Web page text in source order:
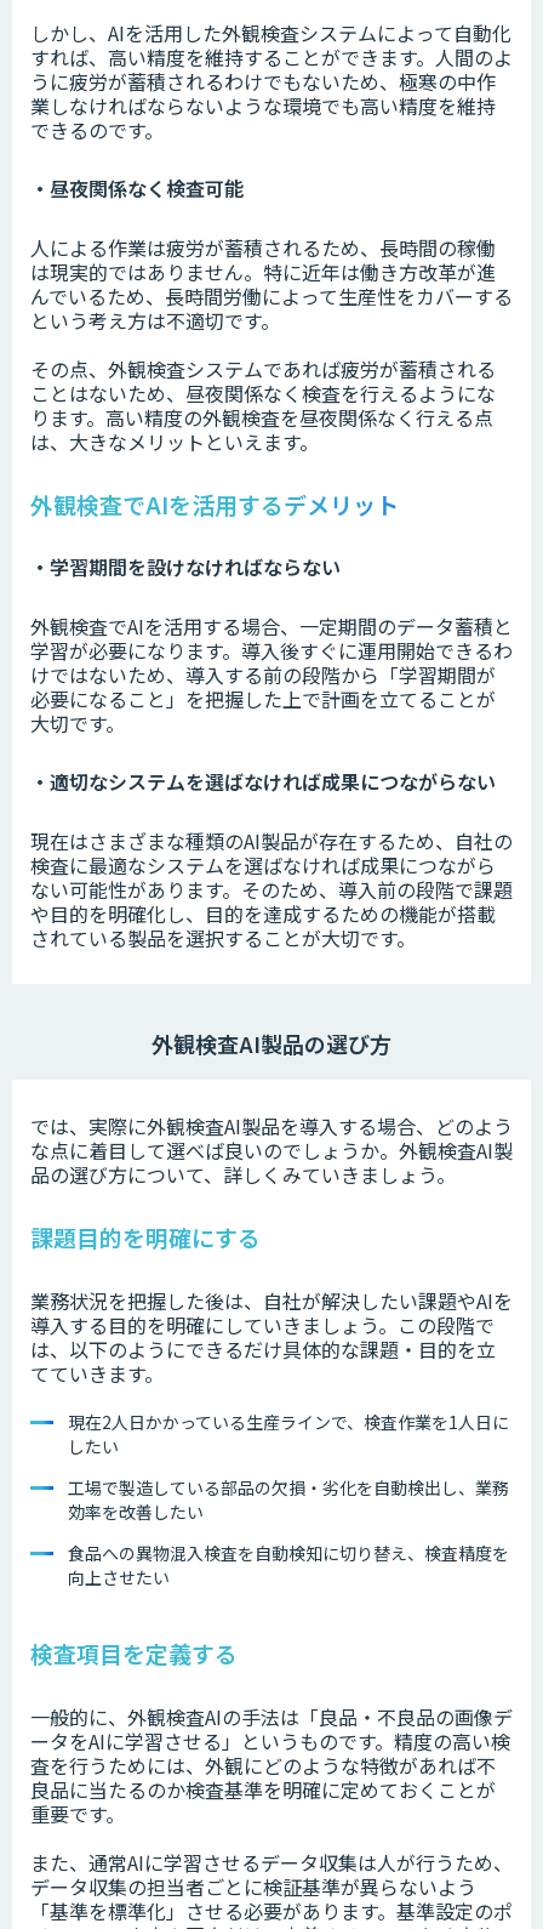
しかし、AIを活用した外観検査システムによって自動化
すれば、高い精度を維持することができます。人間のよ
うに疲労が蓄積されるわけでもないため、極寒の中作
業しなければならないような環境でも高い精度を維持
できるのです。
・昼夜関係なく検査可能
人による作業は疲労が蓄積されるため、長時間の稼働
は現実的ではありません。特に近年は働き方改革が進
んでいるため、長時間労働によって生産性をカバーする
という考え方は不適切です。
その点、外観検査システムであれば疲労が蓄積される
ことはないため、昼夜関係なく検査を行えるようにな
ります。高い精度の外観検査を昼夜関係なく行える点
は、大きなメリットといえます。
外観検査でAIを活用するデメリット
・学習期間を設けなければならない
外観検査でAIを活用する場合、一定期間のデータ蓄積と
学習が必要になります。導入後すぐに運用開始できるわ
けではないため、導入する前の段階から「学習期間が
必要になること」を把握した上で計画を立てることが
大切です。
・適切なシステムを選ばなければ成果につながらない
現在はさまざまな種類のAI製品が存在するため、自社の
検査に最適なシステムを選ばなければ成果につながら
ない可能性があります。そのため、導入前の段階で課題
や目的を明確化し、目的を達成するための機能が搭載
されている製品を選択することが大切です。
外観検査AI製品の選び方
では、実際に外観検査AI製品を導入する場合、どのよう
な点に着目して選べば良いのでしょうか。外観検査AI製
品の選び方について、詳しくみていきましょう。
課題目的を明確にする
業務状況を把握した後は、自社が解決したい課題やAIを
導入する目的を明確にしていきましょう。この段階で
は、以下のようにできるだけ具体的な課題・目的を立
てていきます。
現在2人日かかっている生産ラインで、検査作業を1人日に
したい
工場で製造している部品の欠損・劣化を自動検出し、業務
効率を改善したい
食品への異物混入検査を自動検知に切り替え、検査精度を
向上させたい
検査項目を定義する
一般的に、外観検査AIの手法は「良品・不良品の画像デ
ータをAIに学習させる」というものです。精度の高い検
査を行うためには、外観にどのような特徴があれば不
良品に当たるのか検査基準を明確に定めておくことが
重要です。
また、通常AIに学習させるデータ収集は人が行うため、
データ収集の担当者ごとに検証基準が異らないよう
「基準を標準化」させる必要があります。基準設定のポ